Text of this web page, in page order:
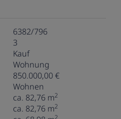
6382/796
3
Kauf
Wohnung
850.000,00 €
Wohnen
ca. 82,76 m2
ca. 82,76 m2
2